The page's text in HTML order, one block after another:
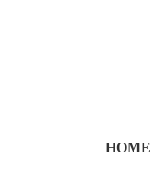
HOME